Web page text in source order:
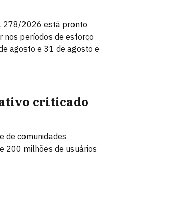
278/2026 está pronto
nos períodos de esforço
agosto e 31 de agosto e
criticado
de comunidades
200 milhões de usuários